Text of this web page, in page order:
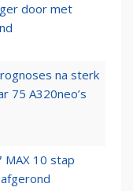
door met
na sterk
75 A320neo’s
MAX 10 stap